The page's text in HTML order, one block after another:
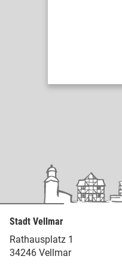
Stadt Vellmar
Rathausplatz 1
34246 Vellmar